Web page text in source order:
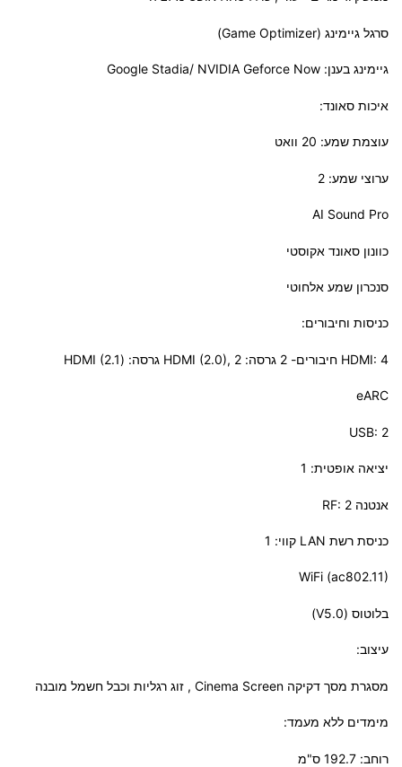
סרגל גיימינג (Game Optimizer)
גיימינג בענן: Google Stadia/ NVIDIA Geforce Now
איכות סאונד:
עוצמת שמע: 20 וואט
ערוצי שמע: 2
AI Sound Pro
כוונון סאונד אקוסטי
סנכרון שמע אלחוטי
כניסות וחיבורים:
HDMI: 4 חיבורים- 2 גרסה: HDMI (2.0), 2 גרסה: (HDMI (2.1
eARC
USB: 2
יציאה אופטית: 1
אנטנה RF: 2
כניסת רשת LAN קווי: 1
WiFi (ac802.11)
בלוטוס (V5.0)
עיצוב:
מסגרת מסך דקיקה Cinema Screen , זוג רגליות וכבל חשמל מובנה
מימדים ללא מעמד:
רוחב: 192.7 ס"מ